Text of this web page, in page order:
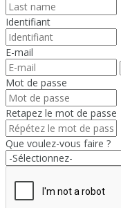
Identifiant
E-mail
Mot de passe
Retapez le mot de passe
Que voulez-vous faire ?